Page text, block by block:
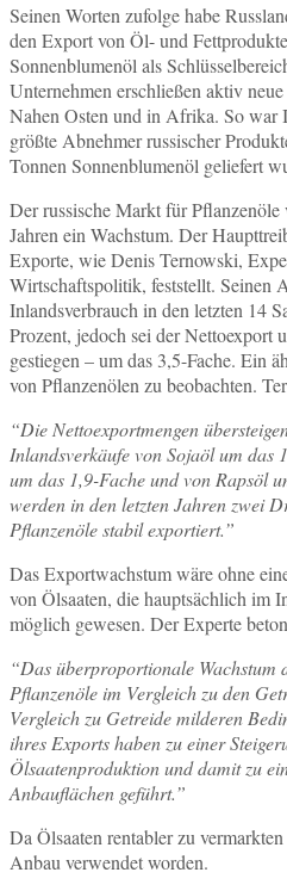
Seinen Worten zufolge habe
den Export von Öl- und
Sonnenblumenöl als
Unternehmen erschließen aktiv
Nahen Osten und in Afrika. So war
größte Abnehmer russischer
Tonnen Sonnenblumenöl geliefert
Der russische Markt für Pflanzenöle
Jahren ein Wachstum. Der
Exporte, wie Denis Ternowski,
Wirtschaftspolitik, feststellt. Seinen
Inlandsverbrauch in den letzten 14
Prozent, jedoch sei der Nettoexport
gestiegen – um das 3,5-Fache. Ein
von Pflanzenölen zu beobachten.
“Die Nettoexportmengen
Inlandsverkäufe von Sojaöl um das
um das 1,9-Fache und von Rapsöl
werden in den letzten Jahren zwei
Pflanzenöle stabil exportiert.”
Das Exportwachstum wäre ohne
von Ölsaaten, die hauptsächlich im
möglich gewesen. Der Experte
“Das überproportionale Wachstum
Pflanzenöle im Vergleich zu den
Vergleich zu Getreide milderen
ihres Exports haben zu einer
Ölsaatenproduktion und damit zu
Anbauflächen geführt.”
Da Ölsaaten rentabler zu
Anbau verwendet worden.